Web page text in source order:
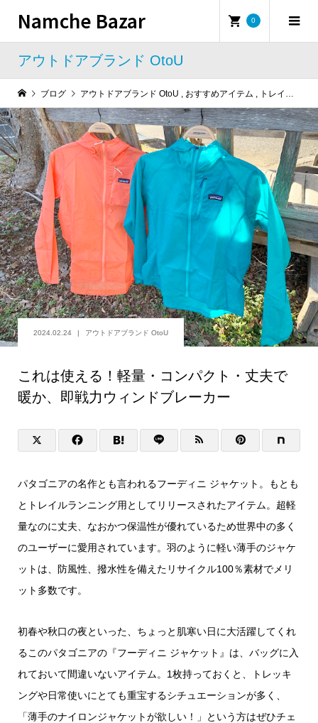
Namche Bazar 0
アウトドアブランド OtoU
ブログ アウトドアブランド OtoU , おすすめアイテム , トレイルランニング
2024.02.24 アウトドアブランド OtoU
これは使える！軽量・コンパクト・丈夫で
暖か、即戦力ウィンドブレーカー
パタゴニアの名作とも言われるフーディニ ジャケット。もとも
とトレイルランニング用としてリリースされたアイテム。超軽
量なのに丈夫、なおかつ保温性が優れているため世界中の多く
のユーザーに愛用されています。羽のように軽い薄手のジャケ
ットは、防風性、撥水性を備えたリサイクル100％素材でメリ
ット多数です。
初春や秋口の夜といった、ちょっと肌寒い日に大活躍してくれ
るこのパタゴニアの『フーディニ ジャケット』は、バッグに入
れておいて間違いないアイテム。1枚持っておくと、トレッキ
ングや日常使いにとても重宝するシチュエーションが多く、
「薄手のナイロンジャケットが欲しい！」という方はぜひチェ